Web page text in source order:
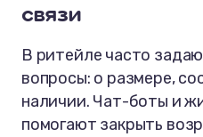
связи
В ритейле часто
вопросы: о размере,
наличии. Чат-боты и
помогают закрыть